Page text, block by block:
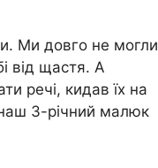
Ми довго не могли
від щастя. А
речі, кидав їх на
3-річний малюк